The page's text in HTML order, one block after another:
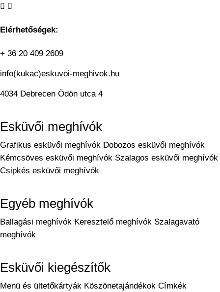
Elérhetőségek:
+ 36 20 409 2609
info(kukac)eskuvoi-meghivok.hu
4034 Debrecen Ödön utca 4
Esküvői meghívók
Grafikus esküvői meghívók Dobozos esküvői meghívók
Kémcsöves esküvői meghívók Szalagos esküvői meghívók
Csipkés esküvői meghívók
Egyéb meghívók
Ballagási meghívók Keresztelő meghívók Szalagavató
meghívók
Esküvői kiegészítők
Menü és ültetőkártyák Köszönetajándékok Címkék